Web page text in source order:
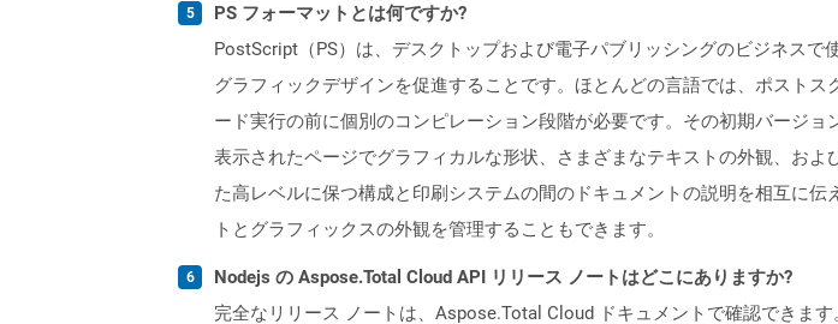
PS フォーマットとは何ですか?
PostScript（PS）は、デスクトップおよび電子パブリッシングのビジネス
グラフィックデザインを促進することです。ほとんどの言語では、ポスト
ード実行の前に個別のコンピレーション段階が必要です。その初期バージ
表示されたページでグラフィカルな形状、さまざまなテキストの外観、お
た高レベルに保つ構成と印刷システムの間のドキュメントの説明を相互に
トとグラフィックスの外観を管理することもできます。
Nodejs の Aspose.Total Cloud API リリース ノートはどこにありますか?
完全なリリース ノートは、Aspose.Total Cloud ドキュメントで確認できます